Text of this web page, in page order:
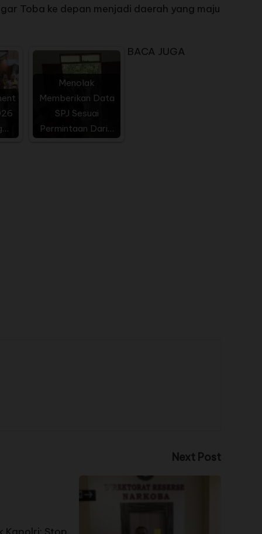
Toba ke depan menjadi daerah yang maju
BACA JUGA
Menolak
Memberikan Data
SPJ Sesuai
Permintaan Dari…
Next Post
Kapolri: Stop